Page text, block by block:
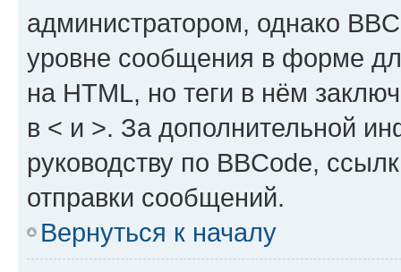
администратором, однако
уровне сообщения в форме
на HTML, но теги в нём
в < и >. За дополнительной
руководству по BBCode,
отправки сообщений.
Вернуться к началу